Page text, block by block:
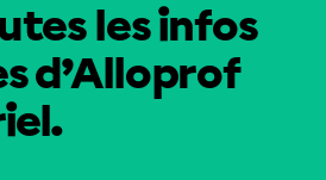
les infos
d’Alloprof